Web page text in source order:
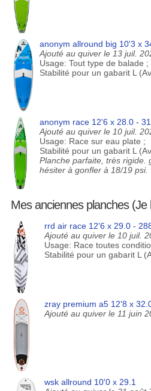
anonym allround big 10'3 x
Ajouté au quiver le 13 juil.
Usage: Tout type de balade ;
Stabilité pour un gabarit L
anonym race 12'6 x 28.0 -
Ajouté au quiver le 10 juil.
Usage: Race sur eau plate ;
Stabilité pour un gabarit L
Planche parfaite, très rigide.
hésiter à gonfler à 18/19 psi.
Mes anciennes planches (Je
rrd air race 12'6 x 29.0 -
Ajouté au quiver le 10 juil.
Usage: Race toutes
Stabilité pour un gabarit L
zray premium a5 12'8 x
Ajouté au quiver le 11 juin
wsk allround 10'0 x 29.1